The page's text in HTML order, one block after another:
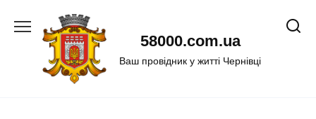
58000.com.ua
Ваш провідник у житті Чернівці